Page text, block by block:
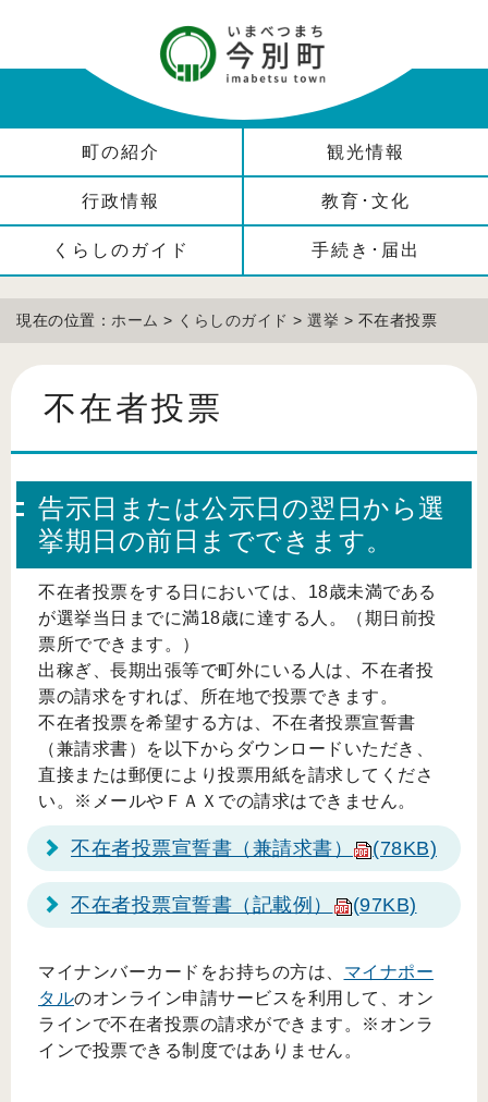
町の紹介 観光情報
行政情報 教育･文化
くらしのガイド 手続き･届出
現在の位置： ホーム > くらしのガイド > 選挙 > 不在者投票
不在者投票
告示日または公示日の翌日から選
挙期日の前日までできます。
不在者投票をする日においては、18歳未満である
が選挙当日までに満18歳に達する人。（期日前投
票所でできます。）
出稼ぎ、長期出張等で町外にいる人は、不在者投
票の請求をすれば、所在地で投票できます。
不在者投票を希望する方は、不在者投票宣誓書
（兼請求書）を以下からダウンロードいただき、
直接または郵便により投票用紙を請求してくださ
い。※メールやＦＡＸでの請求はできません。
不在者投票宣誓書（兼請求書） (78KB)
不在者投票宣誓書（記載例） (97KB)
マイナンバーカードをお持ちの方は、 マイナポー
タルのオンライン申請サービスを利用して、オン
ラインで不在者投票の請求ができます。※オンラ
インで投票できる制度ではありません。